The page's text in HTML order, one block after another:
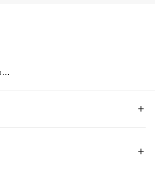
により計測を行っておりますた
合がございます。